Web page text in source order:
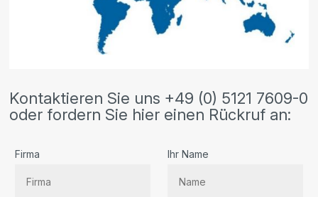
Kontaktieren Sie uns +49 (0) 5121 7609-0
oder fordern Sie hier einen Rückruf an:
Firma Ihr Name